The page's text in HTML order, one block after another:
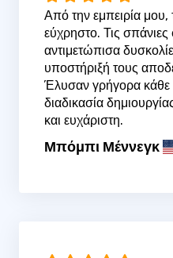
Από την εμπειρία μου,
εύχρηστο. Τις
αντιμετώπισα
υποστήριξή τους
Έλυσαν γρήγορα κάθε
διαδικασία
και ευχάριστη.
Μπόμπι Μέννεγκ